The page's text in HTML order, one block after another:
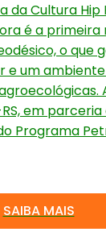
da Cultura Hip
é a primeira
o que
e um
em parceria
Programa
SAIBA MAIS